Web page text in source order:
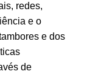
redes,
e o
e dos
de